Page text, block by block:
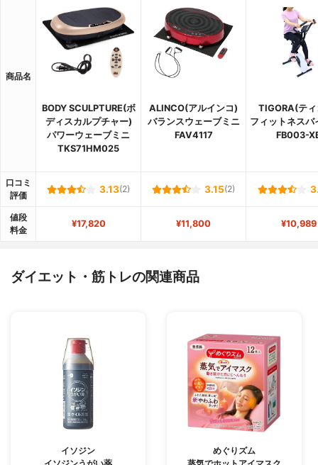
商品名
BODY SCULPTURE(ボ
ディスカルプチャー)
パワーウェーブミニ
TKS71HM025
ALINCO(アルインコ)
バランスウェーブミニ
FAV4117
TIGORA(テ
フィットネスバ
FB003-
口コミ
評価
3.13(2) 3.15(2)
値段
料金
¥17,820 ¥11,800 ¥10,989
ダイエット・筋トレの関連商品
イソジン
めぐりズム